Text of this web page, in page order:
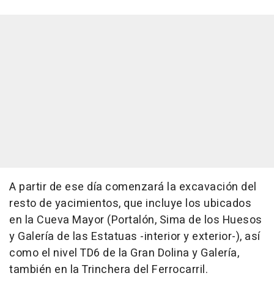
A partir de ese día comenzará la excavación del
resto de yacimientos, que incluye los ubicados
en la Cueva Mayor (Portalón, Sima de los Huesos
y Galería de las Estatuas -interior y exterior-), así
como el nivel TD6 de la Gran Dolina y Galería,
también en la Trinchera del Ferrocarril.